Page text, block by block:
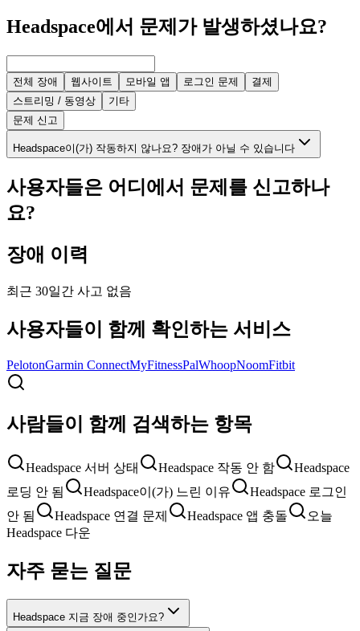
Headspace에서 문제가 발생하셨나요?
전체 장애 웹사이트 모바일 앱 로그인 문제
결제
스트리밍 / 동영상
기타
문제 신고
Headspace이(가) 작동하지 않나요? 장애가 아닐 수 있습니다
사용자들은 어디에서 문제를 신고하나
요?
장애 이력
최근 30일간 사고 없음
사용자들이 함께 확인하는 서비스
PelotonGarmin ConnectMyFitnessPalWhoopNoomFitbit
사람들이 함께 검색하는 항목
Headspace 서버 상태 Headspace 작동 안 함
Headspace
로딩 안 됨
Headspace이(가) 느린 이유
Headspace 로그인
안 됨
Headspace 연결 문제 Headspace 앱 충돌
오늘
Headspace 다운
자주 묻는 질문
Headspace 지금 장애 중인가요?